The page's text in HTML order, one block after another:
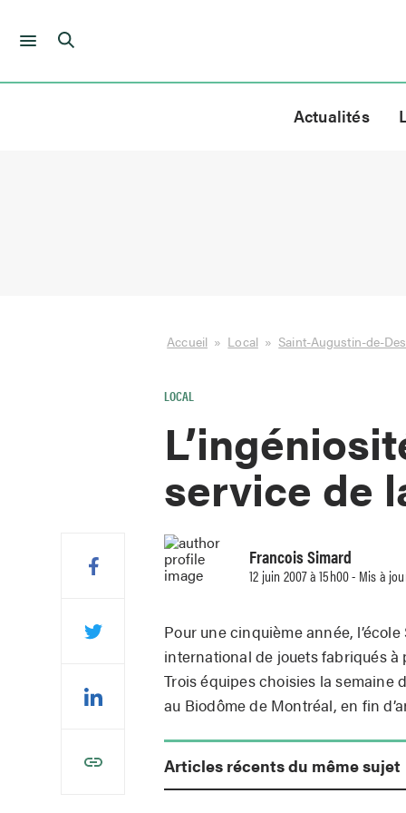
Skip
Actualités
Accueil » Local » Saint-Augustin-de-
LOCAL
service de
Francois Simard
12 juin 2007 à 15h00 - Mis à
Pour une cinquième année,
international de jouets fabriqués
Trois équipes choisies la
au Biodôme de Montréal, en fin
Articles récents du même sujet